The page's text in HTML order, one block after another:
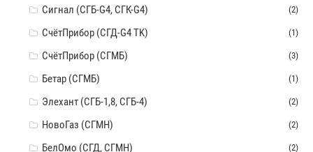
Сигнал (СГБ-G4, СГК-G4) (2)
СчётПрибор (СГД-G4 TK) (1)
СчётПрибор (СГМБ) (3)
Бетар (СГМБ) (1)
Элехант (СГБ-1,8, СГБ-4) (2)
НовоГаз (СГМН) (2)
БелОмо (СГД, СГМН) (2)